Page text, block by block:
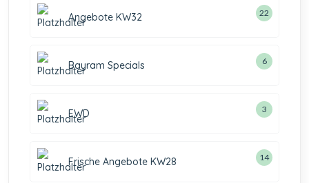
Angebote KW32 22
Bayram Specials 6
EWD 3
Frische Angebote KW28 14